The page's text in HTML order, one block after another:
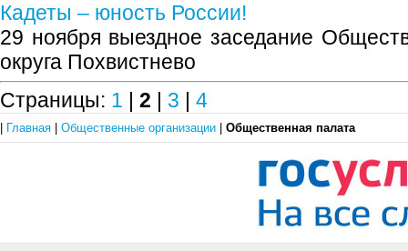
Кадеты – юность России!
29 ноября выездное заседание
округа Похвистнево
Страницы: 1 | 2 | 3 | 4
Главная Общественные организации Общественная палата